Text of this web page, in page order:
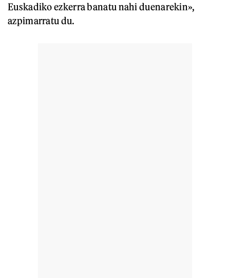
Euskadiko ezkerra banatu nahi duenarekin»,
azpimarratu du.